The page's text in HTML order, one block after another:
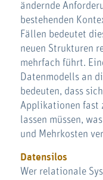
ändernde
bestehenden
Fällen bedeutet
neuen Strukturen
mehrfach führt.
Datenmodells an
bedeuten, dass
Applikationen fast
lassen müssen,
und Mehrkosten
Datensilos
Wer relationale